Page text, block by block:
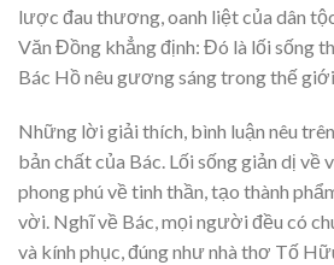
lược đau thương, oanh liệt của dân
Văn Đồng khẳng định: Đó là lối sống
Bác Hồ nêu gương sáng trong thế giới
Những lời giải thích, bình luận nêu
bản chất của Bác. Lối sống giản dị
phong phú về tinh thần, tạo thành
vời. Nghĩ về Bác, mọi người đều có
và kính phục, đúng như nhà thơ Tố